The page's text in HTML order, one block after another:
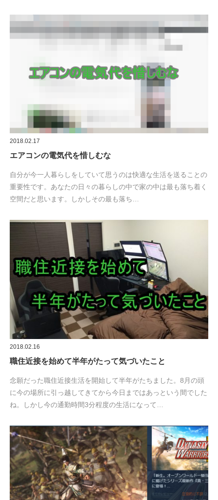
2018.02.17
エアコンの電気代を惜しむな
自分が今一人暮らしをしていて思うのは快適な生活を送ることの
重要性です。あなたの日々の暮らしの中で家の中は最も落ち着く
空間だと思います。しかしその最も落ち…
2018.02.16
職住近接を始めて半年がたって気づいたこと
念願だった職住近接生活を開始して半年がたちました。8月の頭
に今の場所に引っ越してきてから今日まではあっという間でした
ね。しかし今の通勤時間3分程度の生活になって…